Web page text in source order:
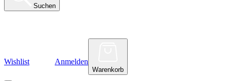
Suchen
Wishlist Anmelden
Warenkorb